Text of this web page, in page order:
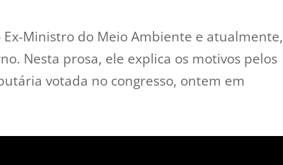
Ex-Ministro do Meio Ambiente e atualmente,
Nesta prosa, ele explica os motivos pelos
votada no congresso, ontem em